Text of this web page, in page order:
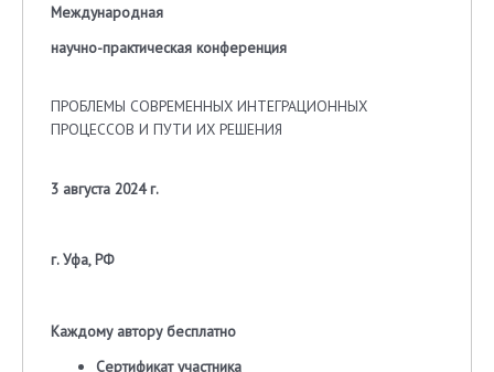
Международная
научно-практическая конференция
ПРОБЛЕМЫ СОВРЕМЕННЫХ ИНТЕГРАЦИОННЫХ
ПРОЦЕССОВ И ПУТИ ИХ РЕШЕНИЯ
3 августа 2024 г.
г. Уфа, РФ
Каждому автору бесплатно
Сертификат участника